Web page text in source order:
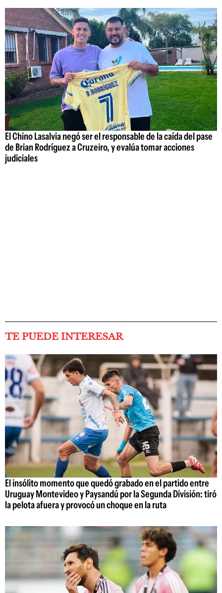
El Chino Lasalvia negó ser el responsable de la caída del pase
de Brian Rodríguez a Cruzeiro, y evalúa tomar acciones
judiciales
TE PUEDE INTERESAR
El insólito momento que quedó grabado en el partido entre
Uruguay Montevideo y Paysandú por la Segunda División: tiró
la pelota afuera y provocó un choque en la ruta